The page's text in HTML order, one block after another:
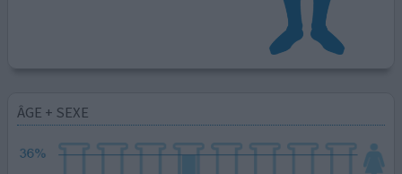
ÂGE + SEXE